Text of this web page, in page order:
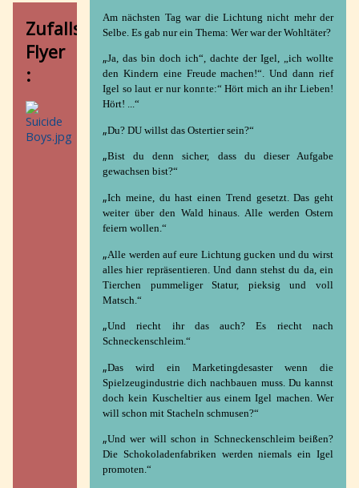
und
vom
Licht
Nachlass
Willi
Tell
Die
Survival
of
artist
Das
Nimmermeer
Nigthbreezers
Familientheater
Zufalls-
Flyer
:
Am nächsten Tag war die Lichtung nicht mehr der
Selbe. Es gab nur ein Thema: Wer war der Wohltäter?
„Ja, das bin doch ich“, dachte der Igel, „ich wollte
den Kindern eine Freude machen!“.Und dann rief
Igel so laut er nur konnte:“ Hört mich an ihr Lieben!
Hört! ...“
„Du? DU willst das Ostertier sein?“
„Bist du denn sicher, dass du dieser Aufgabe
gewachsen bist?“
„Ich meine, du hast einen Trend gesetzt. Das geht
weiter über den Wald hinaus. Alle werden Ostern
feiern wollen.“
„Alle werden auf eure Lichtung gucken und du wirst
alles hier repräsentieren. Und dann stehst du da, ein
Tierchen pummeliger Statur, pieksig und voll
Matsch.“
„Und riecht ihr das auch? Es riecht nach
Schneckenschleim.“
„Das wird ein Marketingdesaster wenn die
Spielzeugindustrie dich nachbauen muss. Du kannst
doch kein Kuscheltier aus einem Igel machen. Wer
will schon mit Stacheln schmusen?“
„Und wer will schon in Schneckenschleim beißen?
Die Schokoladenfabriken werden niemals ein Igel
promoten.“